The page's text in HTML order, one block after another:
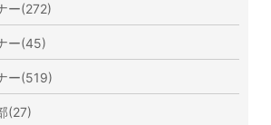
ー(272)
ー(45)
ー(519)
(27)